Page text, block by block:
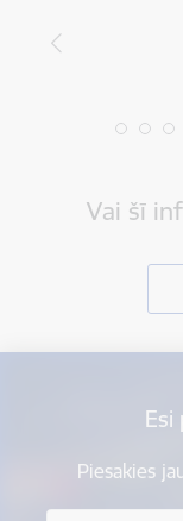
Vai šī
Esi
Piesakies